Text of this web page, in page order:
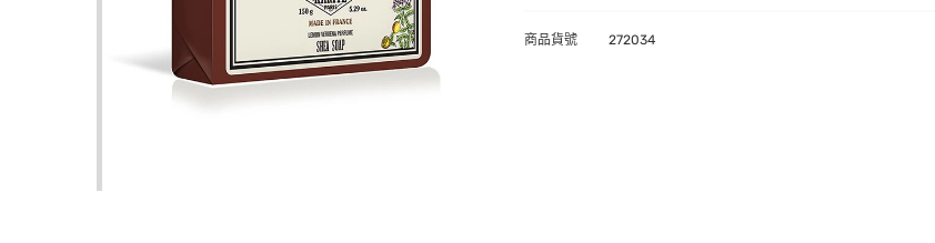
商品貨號 272034